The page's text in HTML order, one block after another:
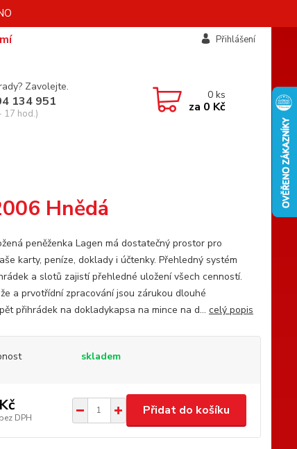
Přihlášení
Zavolejte.
134 951
17 hod.)
0ks
za 0 Kč
Hnědá
peněženka Lagen má dostatečný prostor pro
karty, peníze, doklady i účtenky. Přehledný systém
a slotů zajistí přehledné uložení všech cenností.
a prvotřídní zpracování jsou zárukou dlouhé
přihrádek na dokladykapsa na mince na d... celý popis
skladem
bez DPH
Přidat do košíku